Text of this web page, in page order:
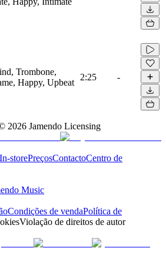
Trombone,
Happy, Upbeat
2:25 -
2026 Jamendo Licensing
storePreçosContactoCentro de
Music
Condições de vendaPolítica de
Violação de direitos de autor